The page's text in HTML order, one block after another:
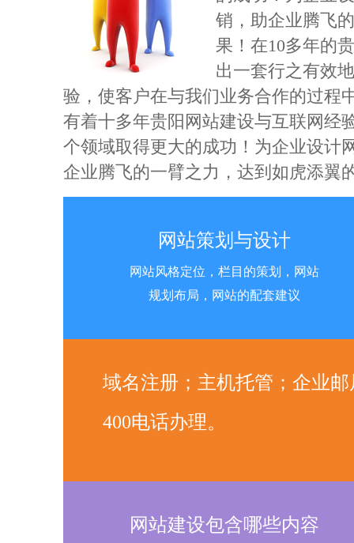
销，助企业腾飞
果！在10多年的
出一套行之有效
验，使客户在与我们业务合作的过程
有着十多年贵阳网站建设与互联网经
个领域取得更大的成功！为企业设计
企业腾飞的一臂之力，达到如虎添翼
非常感
网站策划与设计
网站风格定位，栏目的策划，网站
规划布局，网站的配套建议
域名注册；主机托管；企业邮
400电话办理。
网站建设包含哪些内容